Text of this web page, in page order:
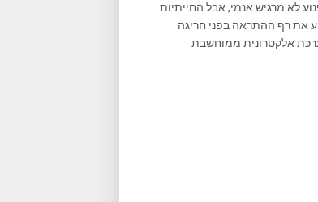
לא מרגיש אנמי, אבל החייתיות
את רף ההתראה בפני חריגה
נשלט באמצעות מערכת אלקטרונית ממוחשבת